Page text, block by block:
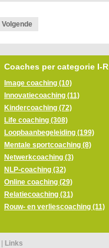
Volgende
Coaches per categorie I-R
Image coaching (10)
Innovatiecoaching (11)
Kindercoaching (72)
Life coaching (308)
Loopbaanbegeleiding (199)
Mentale sportcoaching (8)
Netwerkcoaching (3)
NLP-coaching (32)
Online coaching (29)
Relatiecoaching (31)
Rouw- en verliescoaching (11)
| Links